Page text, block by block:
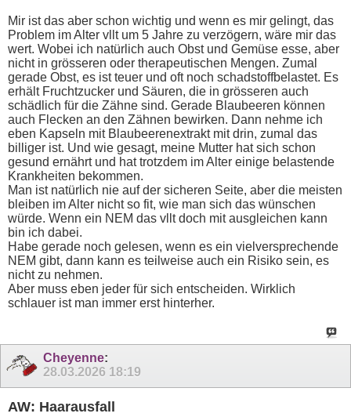
Mir ist das aber schon wichtig und wenn es mir gelingt, das
Problem im Alter vllt um 5 Jahre zu verzögern, wäre mir das
wert. Wobei ich natürlich auch Obst und Gemüse esse, aber
nicht in grösseren oder therapeutischen Mengen. Zumal
gerade Obst, es ist teuer und oft noch schadstoffbelastet. Es
erhält Fruchtzucker und Säuren, die in grösseren auch
schädlich für die Zähne sind. Gerade Blaubeeren können
auch Flecken an den Zähnen bewirken. Dann nehme ich
eben Kapseln mit Blaubeerenextrakt mit drin, zumal das
billiger ist. Und wie gesagt, meine Mutter hat sich schon
gesund ernährt und hat trotzdem im Alter einige belastende
Krankheiten bekommen.
Man ist natürlich nie auf der sicheren Seite, aber die meisten
bleiben im Alter nicht so fit, wie man sich das wünschen
würde. Wenn ein NEM das vllt doch mit ausgleichen kann
bin ich dabei.
Habe gerade noch gelesen, wenn es ein vielversprechende
NEM gibt, dann kann es teilweise auch ein Risiko sein, es
nicht zu nehmen.
Aber muss eben jeder für sich entscheiden. Wirklich
schlauer ist man immer erst hinterher.
Cheyenne:
28.03.2026 18:19
AW: Haarausfall